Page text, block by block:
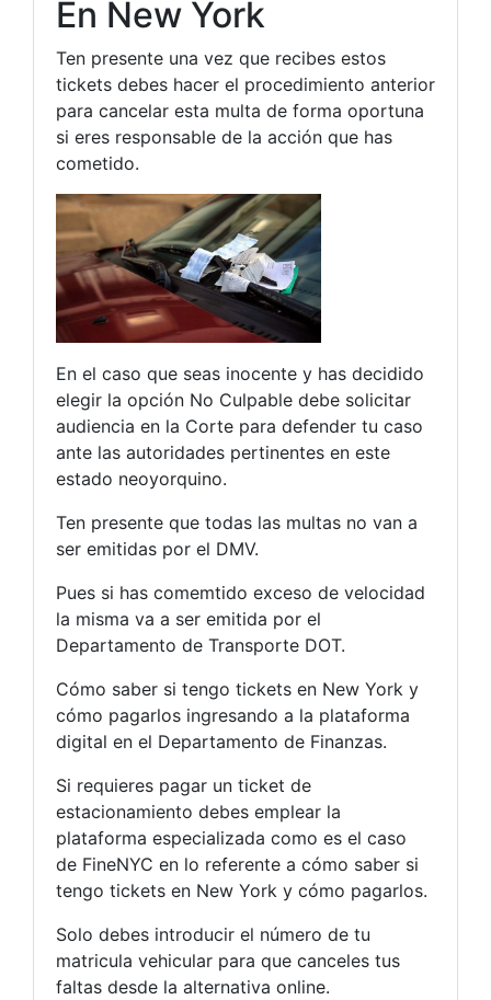
En New York
Ten presente una vez que recibes estos
tickets debes hacer el procedimiento anterior
para cancelar esta multa de forma oportuna
si eres responsable de la acción que has
cometido.
En el caso que seas inocente y has decidido
elegir la opción No Culpable debe solicitar
audiencia en la Corte para defender tu caso
ante las autoridades pertinentes en este
estado neoyorquino.
Ten presente que todas las multas no van a
ser emitidas por el DMV.
Pues si has comemtido exceso de velocidad
la misma va a ser emitida por el
Departamento de Transporte DOT.
Cómo saber si tengo tickets en New York y
cómo pagarlos ingresando a la plataforma
digital en el Departamento de Finanzas.
Si requieres pagar un ticket de
estacionamiento debes emplear la
plataforma especializada como es el caso
de FineNYC en lo referente a cómo saber si
tengo tickets en New York y cómo pagarlos.
Solo debes introducir el número de tu
matricula vehicular para que canceles tus
faltas desde la alternativa online.